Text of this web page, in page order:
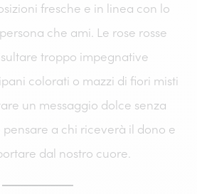
fresche e in linea con lo
che ami. Le rose rosse
troppo impegnative
colorati o mazzi di fiori misti
un messaggio dolce senza
pensare a chi riceverà il dono e
dal nostro cuore.